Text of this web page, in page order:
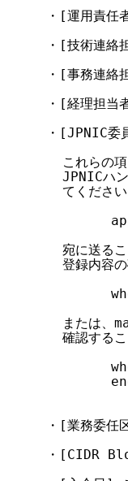
・[運用責
・[技術連絡
・[事務連絡
・[経理担
・[JPNIC
これらの
JPNICハン
てくださ
宛に送るこ
登録内容の
または、
確認するこ
・[業務委任
・[CIDR